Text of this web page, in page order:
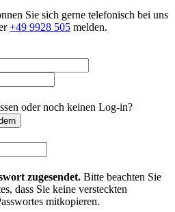
Sie sich gerne telefonisch bei uns
+49 9928 505 melden.
oder noch keinen Log-in?
zugesendet. Bitte beachten Sie
dass Sie keine versteckten
mitkopieren.